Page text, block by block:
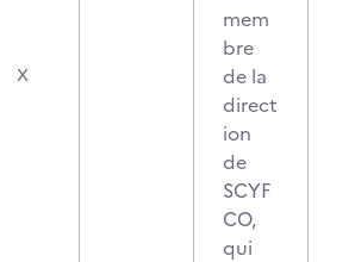
X
mem
bre
de la
direct
ion
de
SCYF
CO,
qui